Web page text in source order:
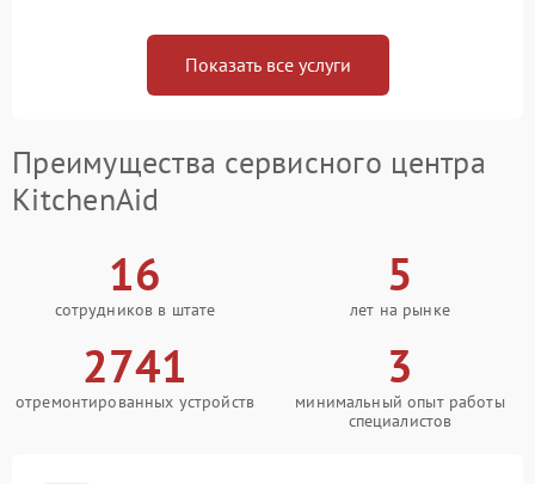
Показать все услуги
Преимущества сервисного центра
KitchenAid
16
сотрудников в штате
5
лет на рынке
2741
отремонтированных устройств
3
минимальный опыт работы
специалистов